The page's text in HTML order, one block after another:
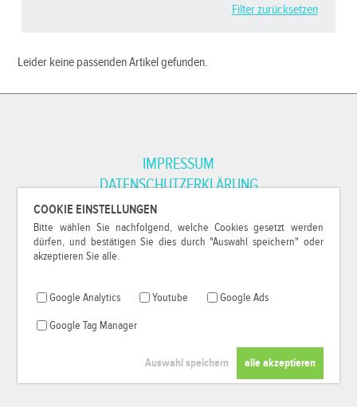
COOKIE EINSTELLUNGEN
Bitte wählen Sie nachfolgend, welche Cookies gesetzt werden
dürfen, und bestätigen Sie dies durch "Auswahl speichern" oder
akzeptieren Sie alle.
Google Analytics Youtube Google Ads
Google Tag Manager
Filter zurücksetzen
Leider keine passenden Artikel gefunden.
IMPRESSUM
DATENSCHUTZERKLÄRUNG
*Alle Preise inkl. MwSt. und zzgl.Versandkosten
© 2000-2026 79Pixel, alle Rechte vorbehalten.